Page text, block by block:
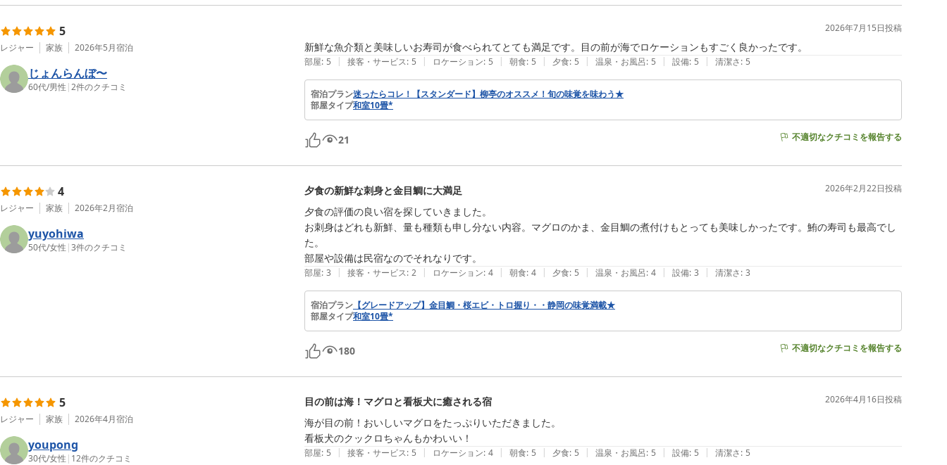
5
レジャー 家族 2026年5月宿泊
じょんらんぼ〜
60代/男性 |2件のクチコミ
2026年7月15日投稿
新鮮な魚介類と美味しいお寿司が食べられてとても満足です。目の前が海でロケーションもすごく良かったです。
部屋: 5 | 接客・サービス: 5 | ロケーション: 5 | 朝食: 5 | 夕食: 5 | 温泉・お風呂: 5 | 設備: 5 | 清潔さ: 5
宿泊プラン迷ったらコレ！【スタンダード】柳亭のオススメ！旬の味覚を味わう★
部屋タイプ和室10畳*
21 不適切なクチコミを報告する
4
レジャー 家族 2026年2月宿泊
yuyohiwa
50代/女性 |3件のクチコミ
夕食の新鮮な刺身と金目鯛に大満足 2026年2月22日投稿
夕食の評価の良い宿を探していきました。
お刺身はどれも新鮮、量も種類も申し分ない内容。マグロのかま、金目鯛の煮付けもとっても美味しかったです。鮪の寿司も最高でし
た。
部屋や設備は民宿なのでそれなりです。
部屋: 3 | 接客・サービス: 2 | ロケーション: 4 | 朝食: 4 | 夕食: 5 | 温泉・お風呂: 4 | 設備: 3 | 清潔さ: 3
宿泊プラン 【グレードアップ】金目鯛・桜エビ・トロ握り・・静岡の味覚満載★
部屋タイプ和室10畳*
180 不適切なクチコミを報告する
5
レジャー 家族 2026年4月宿泊
youpong
30代/女性 | 12件のクチコミ
目の前は海！マグロと看板犬に癒される宿 2026年4月16日投稿
海が目の前！おいしいマグロをたっぷりいただきました。
看板犬のクックロちゃんもかわいい！
部屋: 5 | 接客・サービス: 5 | ロケーション: 4 | 朝食: 5 | 夕食: 5 | 温泉・お風呂: 5 | 設備: 5 | 清潔さ: 5